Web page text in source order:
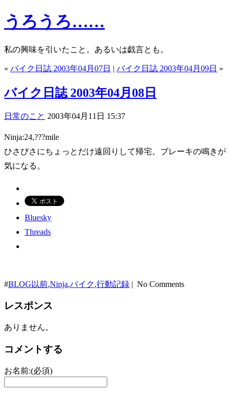
うろうろ……
私の興味を引いたこと。あるいは戯言とも。
« バイク日誌 2003年04月07日 | バイク日誌 2003年04月09日 »
バイク日誌 2003年04月08日
日常のこと 2003年04月11日 15:37
Ninja:24,???mile
ひさびさにちょっとだけ遠回りして帰宅。ブレーキの鳴きが
気になる。
Bluesky
Threads
#BLOG以前,Ninja,バイク,行動記録 | No Comments
レスポンス
ありません。
コメントする
お名前:(必須)